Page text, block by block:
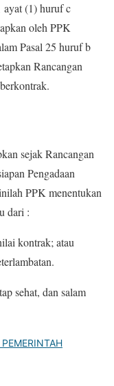
ayat (1) huruf c
oleh PPK
Pasal 25 huruf b
Rancangan
sejak Rancangan
Pengadaan
PPK menentukan
dari :
kontrak; atau
sehat, dan salam